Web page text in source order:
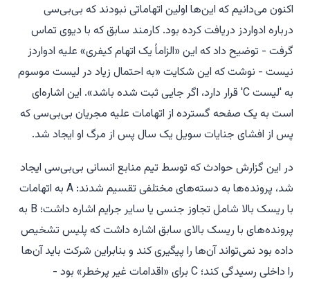
اکنون می‌دانیم که این‌ها اولین اتهاماتی نبودند که بی‌بی‌سی
درباره ادواردز دریافت کرده بود. کارمند سابق که با دیوی تماس
گرفت - توضیح داد که این «الزاماً یک اتهام کیفری» علیه ادواردز
نیست - نوشت که این شکایت «به احتمال زیاد در لیست موسوم
به 'لیست C' قرار دارد، اگر جایی ثبت شده باشد». این اشاره‌ای
است به یک صفحه گسترده از اتهامات علیه مجریان بی‌بی‌سی که
پس از افشای جنایات سویل یک سال پس از مرگ او ایجاد شد.
در این گزارش حوادث که توسط تیم منابع انسانی بی‌بی‌سی ایجاد
شد، پرونده‌ها به دسته‌های مختلفی تقسیم شدند: A به اتهامات
با ریسک بالا شامل تجاوز جنسی یا سایر جرایم اشاره داشت؛ B به
پرونده‌های با ریسک بالای سابق اشاره داشت که پلیس تشخیص
داده بود نمی‌تواند آن‌ها را پیگیری کند و بنابراین شرکت باید آن‌ها
را داخلی رسیدگی کند؛ C برای «اقدامات غیر پرخطر» بود -